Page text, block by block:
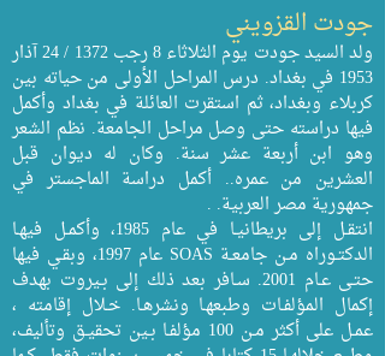
جودت القزويني
ولد السيد جودت يوم الثلاثاء 8 رجب 1372 / 24 آذار
1953 في بغداد. درس المراحل الأولى من حياته بين
كربلاء وبغداد، ثم استقرت العائلة في بغداد وأكمل
فيها دراسته حتى وصل مراحل الجامعة. نظم الشعر
وهو ابن أربعة عشر سنة. وكان له ديوان قبل
العشرين من عمره.. أكمل دراسة الماجستر في
جمهورية مصر العربية. .
انتقـل إلى بريطانيـا في عام 1985، وأكمـل فيهـا
الدكتـوراه مـن جامعـة SOAS عام 1997، وبقـي فيها
حتـى عـام 2001. سـافر بعد ذلك إلى بـيروت بهدف
إكمال المؤلفـات وطبعهـا ونشرهـا. خـلال إقامته ،
عمـل على أكثر مـن 100 مؤلفـا بـين تحقيـق وتأليف،